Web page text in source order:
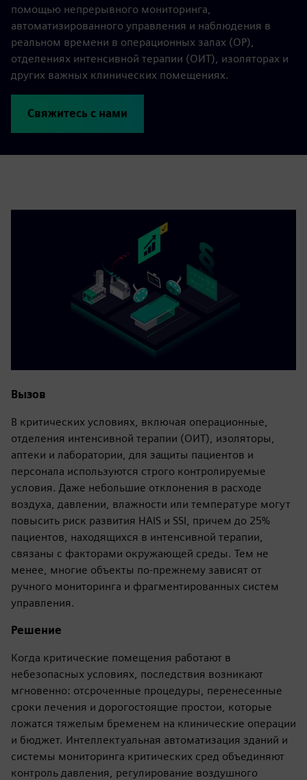
помощью непрерывного мониторинга,
автоматизированного управления и наблюдения в
реальном времени в операционных залах (ОР),
отделениях интенсивной терапии (ОИТ), изоляторах и
других важных клинических помещениях.
Свяжитесь с нами
Вызов
В критических условиях, включая операционные,
отделения интенсивной терапии (ОИТ), изоляторы,
аптеки и лаборатории, для защиты пациентов и
персонала используются строго контролируемые
условия. Даже небольшие отклонения в расходе
воздуха, давлении, влажности или температуре могут
повысить риск развития HAIS и SSI, причем до 25%
пациентов, находящихся в интенсивной терапии,
связаны с факторами окружающей среды. Тем не
менее, многие объекты по-прежнему зависят от
ручного мониторинга и фрагментированных систем
управления.
Решение
Когда критические помещения работают в
небезопасных условиях, последствия возникают
мгновенно: отсроченные процедуры, перенесенные
сроки лечения и дорогостоящие простои, которые
ложатся тяжелым бременем на клинические операции
и бюджет. Интеллектуальная автоматизация зданий и
системы мониторинга критических сред объединяют
контроль давления, регулирование воздушного